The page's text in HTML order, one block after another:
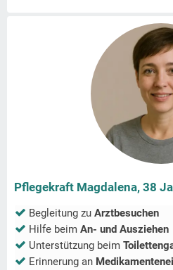
Pflegekraft Magdalena, 38
Begleitung zu Arztbesuchen
Hilfe beim An- und Ausziehen
Unterstützung beim
Erinnerung an